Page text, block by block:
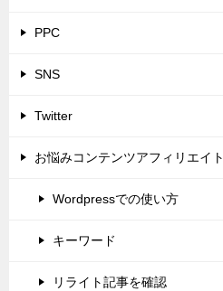
PPC
SNS
Twitter
お悩みコンテンツアフィリエイト
Wordpressでの使い方
キーワード
リライト記事を確認